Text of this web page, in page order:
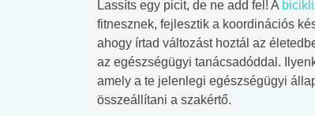
Lassíts egy picit, de ne add fel! A
fitnesznek, fejlesztik a koordinációs
ahogy írtad változást hoztál az
az egészségügyi tanácsadóddal.
amely a te jelenlegi egészségügyi
összeállítani a szakértő.